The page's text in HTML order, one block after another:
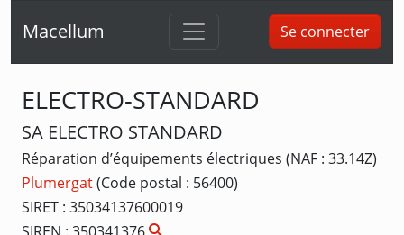
Macellum Se connecter
ELECTRO-STANDARD
SA ELECTRO STANDARD
Réparation d’équipements électriques (NAF : 33.14Z)
Plumergat(Code postal : 56400)
SIRET : 35034137600019